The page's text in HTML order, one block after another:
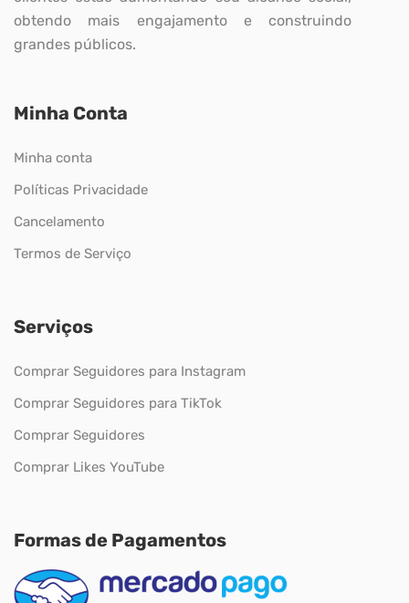
obtendo mais engajamento e construindo
grandes públicos.
Minha Conta
Minha conta
Políticas Privacidade
Cancelamento
Termos de Serviço
Serviços
Comprar Seguidores para Instagram
Comprar Seguidores para TikTok
Comprar Seguidores
Comprar Likes YouTube
Formas de Pagamentos